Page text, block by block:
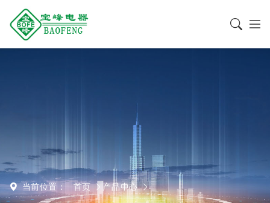
当前位置： 首页
产品中心